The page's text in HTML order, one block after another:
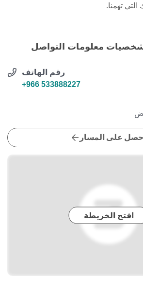
تهمنا.
معلومات التواصل
رقم الهاتف
+966 533888227
احصل على المسار
افتح الخريطة